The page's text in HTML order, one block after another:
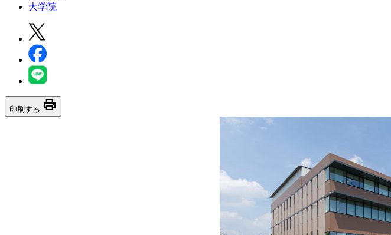
大学院
印刷する print